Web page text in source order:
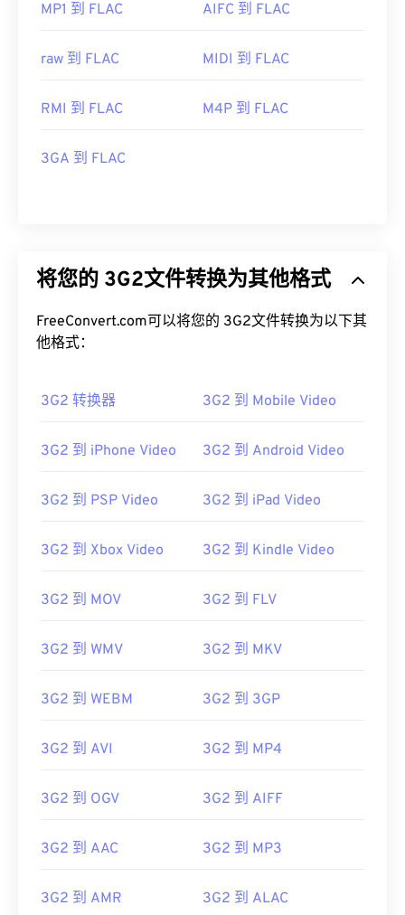
MP1 到 FLAC AIFC 到 FLAC
raw 到 FLAC MIDI 到 FLAC
RMI 到 FLAC M4P 到 FLAC
3GA 到 FLAC
将您的 3G2文件转换为其他格式
FreeConvert.com可以将您的 3G2文件转换为以下其
他格式：
3G2 转换器 3G2 到 Mobile Video
3G2 到 iPhone Video 3G2 到 Android Video
3G2 到 PSP Video 3G2 到 iPad Video
3G2 到 Xbox Video 3G2 到 Kindle Video
3G2 到 MOV 3G2 到 FLV
3G2 到 WMV 3G2 到 MKV
3G2 到 WEBM 3G2 到 3GP
3G2 到 AVI 3G2 到 MP4
3G2 到 OGV 3G2 到 AIFF
3G2 到 AAC 3G2 到 MP3
3G2 到 AMR 3G2 到 ALAC